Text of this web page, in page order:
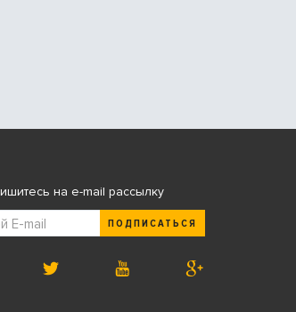
на e-mail рассылку
ПОДПИСАТЬСЯ